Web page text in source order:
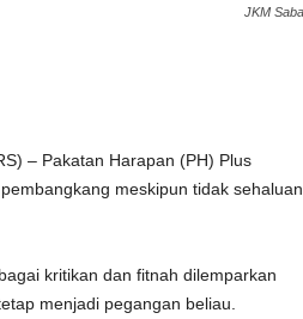
JKM
– Pakatan Harapan (PH) Plus
meskipun tidak sehaluan
kritikan dan fitnah dilemparkan
menjadi pegangan beliau.